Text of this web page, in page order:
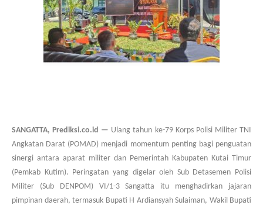
SANGATTA, Prediksi.co.id — Ulang tahun ke-79 Korps Polisi Militer TNI
Angkatan Darat (POMAD) menjadi momentum penting bagi penguatan
sinergi antara aparat militer dan Pemerintah Kabupaten Kutai Timur
(Pemkab Kutim). Peringatan yang digelar oleh Sub Detasemen Polisi
Militer (Sub DENPOM) VI/1-3 Sangatta itu menghadirkan jajaran
pimpinan daerah, termasuk Bupati H Ardiansyah Sulaiman, Wakil Bupati